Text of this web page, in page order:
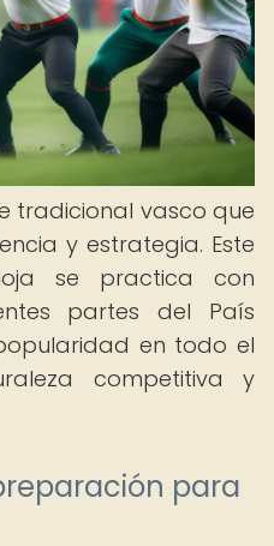
tradicional vasco que
y estrategia. Este
se practica con
partes del País
en todo el
competitiva y
para